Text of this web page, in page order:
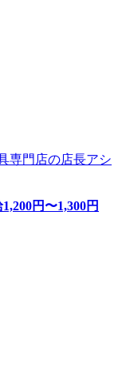
専門店の店長アシ
1,200円〜1,300円